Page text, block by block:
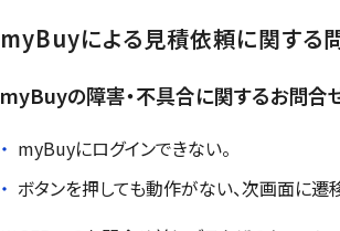
myBuyによる見積依頼に関する
myBuyの障害・不具合に関するお問合
myBuyにログインできない。
ボタンを押しても動作がない、次画面に遷